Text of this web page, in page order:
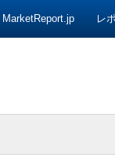
MarketReport.jp
レ